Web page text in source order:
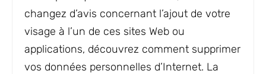
changez d’avis concernant l’ajout de votre
visage à l’un de ces sites Web ou
applications, découvrez comment supprimer
vos données personnelles d’Internet. La